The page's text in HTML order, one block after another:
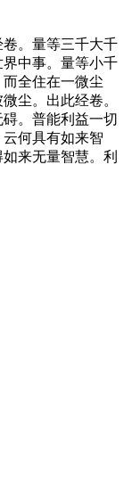
。量等三千大千
中事。量等小千
全住在一微尘
尘。出此经卷。
。普能利益一切
何具有如来智
来无量智慧。利